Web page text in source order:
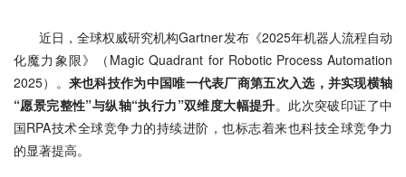
近日，全球权威研究机构Gartner发布《2025年机器人流程自动
化魔力象限》（Magic Quadrant for Robotic Process Automation
2025）。 来也科技作为中国唯一代表厂商第五次入选，并实现横轴
“愿景完整性”与纵轴“执行力”双维度大幅提升。此次突破印证了中
国RPA技术全球竞争力的持续进阶，也标志着来也科技全球竞争力
的显著提高。